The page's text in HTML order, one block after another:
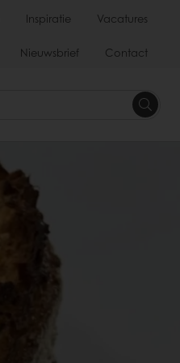
Inspiratie Vacatures
Nieuwsbrief Contact